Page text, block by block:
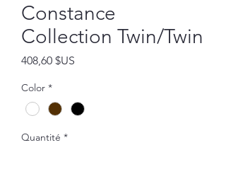
Constance
Collection Twin/Twin
408,60 $US
Color *
Quantité *